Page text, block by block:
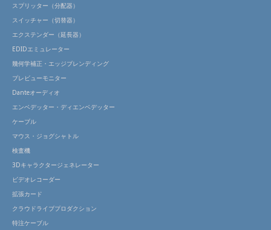
スプリッター（分配器）
スイッチャー（切替器）
エクステンダー（延長器）
EDIDエミュレーター
幾何学補正・エッジブレンディング
プレビューモニター
Danteオーディオ
エンベデッター・ディエンベデッター
ケーブル
マウス・ジョグシャトル
検査機
3Dキャラクタージェネレーター
ビデオレコーダー
拡張カード
クラウドライブプロダクション
特注ケーブル